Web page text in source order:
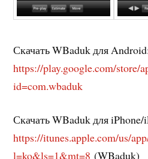
Скачать WBaduk для
https://play.google.com/store/
id=com.wbaduk
Скачать WBaduk для iPhone/
https://itunes.apple.com/us/
l=ko&ls=1&mt=8 (WBaduk)